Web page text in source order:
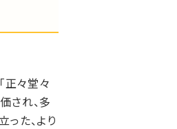
正々堂々
され、多
た、より